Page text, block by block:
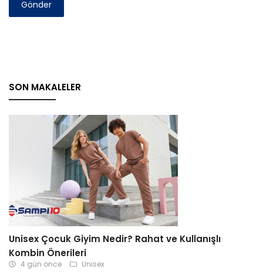
Gönder
SON MAKALELER
Unisex Çocuk Giyim Nedir? Rahat ve Kullanışlı
Kombin Önerileri
4 gün önce Unisex